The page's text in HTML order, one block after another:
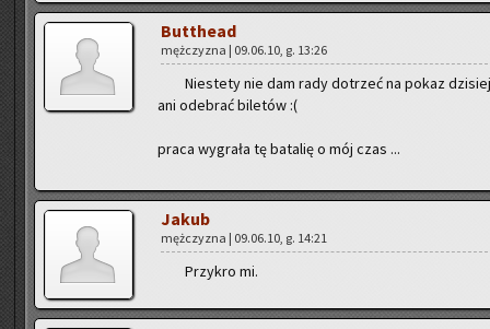
But­the­ad
męż­czy­zna | 09.06.10, g. 13:26
Nie­ste­ty nie dam rady do­trzeć na pokaz
ani ode­brać bi­le­tów :(
praca wy­gra­ła tę ba­ta­lię o mój czas ...
Jakub
męż­czy­zna | 09.06.10, g. 14:21
Przy­kro mi.